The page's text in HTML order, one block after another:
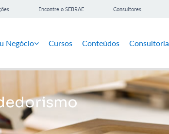
Encontre o SEBRAE Consultores
Negócio Cursos Conteúdos